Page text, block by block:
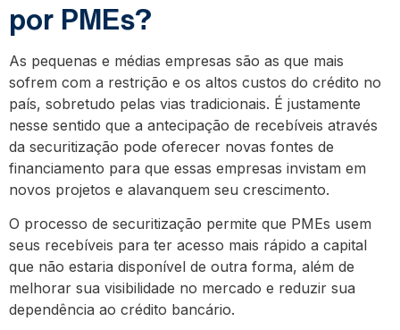
por PMEs?
As pequenas e médias empresas são as que mais
sofrem com a restrição e os altos custos do crédito no
país, sobretudo pelas vias tradicionais. É justamente
nesse sentido que a antecipação de recebíveis através
da securitização pode oferecer novas fontes de
financiamento para que essas empresas invistam em
novos projetos e alavanquem seu crescimento.
O processo de securitização permite que PMEs usem
seus recebíveis para ter acesso mais rápido a capital
que não estaria disponível de outra forma, além de
melhorar sua visibilidade no mercado e reduzir sua
dependência ao crédito bancário.